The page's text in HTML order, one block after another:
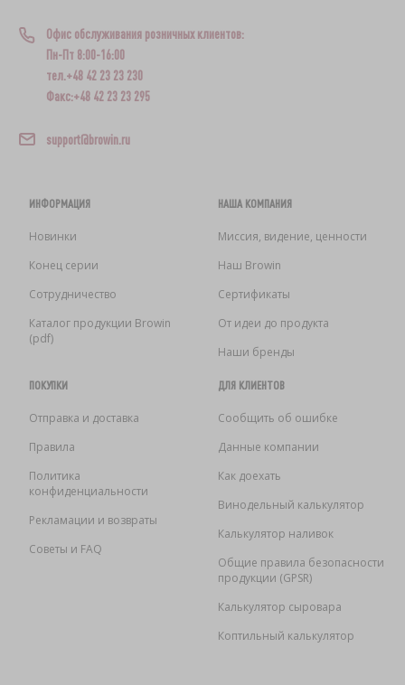
Офис обслуживания розничных клиентов:
Пн-Пт 8:00-16:00
тел.+48 42 23 23 230
Факс:+48 42 23 23 295
support@browin.ru
ИНФОРМАЦИЯ
Новинки
Конец серии
Сотрудничество
Каталог продукции Browin
(pdf)
НАША КОМПАНИЯ
Миссия, видение, ценности
Наш Browin
Сертификаты
От идеи до продукта
Наши бренды
ПОКУПКИ
Отправка и доставка
Правила
Политика
конфиденциальности
Рекламации и возвраты
Советы и FAQ
ДЛЯ КЛИЕНТОВ
Сообщить об ошибке
Данные компании
Как доехать
Винодельный калькулятор
Калькулятор наливок
Общие правила безопасности
продукции (GPSR)
Калькулятор сыровара
Коптильный калькулятор